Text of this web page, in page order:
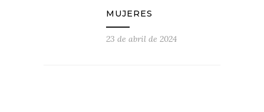
MUJERES
23 de abril de 2024